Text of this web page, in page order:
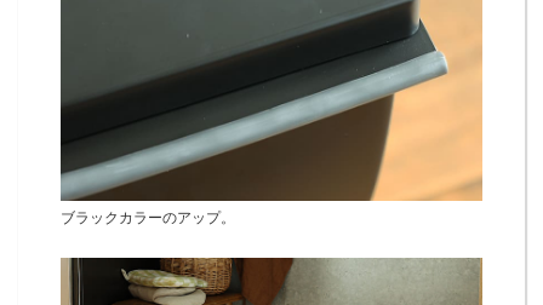
ブラックカラーのアップ。